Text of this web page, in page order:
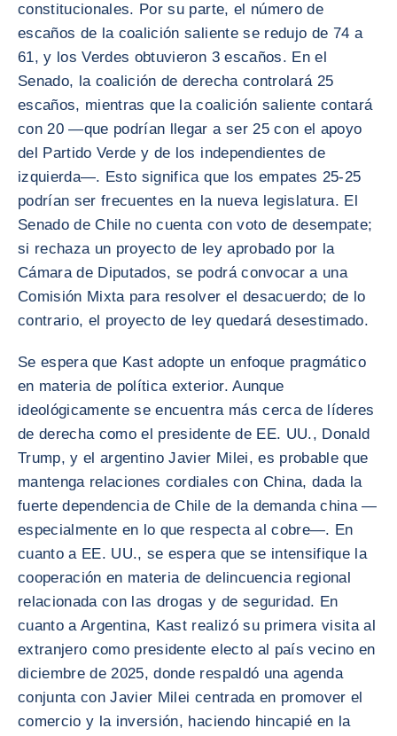
constitucionales. Por su parte, el número de
escaños de la coalición saliente se redujo de 74 a
61, y los Verdes obtuvieron 3 escaños. En el
Senado, la coalición de derecha controlará 25
escaños, mientras que la coalición saliente contará
con 20 —que podrían llegar a ser 25 con el apoyo
del Partido Verde y de los independientes de
izquierda—. Esto significa que los empates 25-25
podrían ser frecuentes en la nueva legislatura. El
Senado de Chile no cuenta con voto de desempate;
si rechaza un proyecto de ley aprobado por la
Cámara de Diputados, se podrá convocar a una
Comisión Mixta para resolver el desacuerdo; de lo
contrario, el proyecto de ley quedará desestimado.
Se espera que Kast adopte un enfoque pragmático
en materia de política exterior. Aunque
ideológicamente se encuentra más cerca de líderes
de derecha como el presidente de EE. UU., Donald
Trump, y el argentino Javier Milei, es probable que
mantenga relaciones cordiales con China, dada la
fuerte dependencia de Chile de la demanda china —
especialmente en lo que respecta al cobre—. En
cuanto a EE. UU., se espera que se intensifique la
cooperación en materia de delincuencia regional
relacionada con las drogas y de seguridad. En
cuanto a Argentina, Kast realizó su primera visita al
extranjero como presidente electo al país vecino en
diciembre de 2025, donde respaldó una agenda
conjunta con Javier Milei centrada en promover el
comercio y la inversión, haciendo hincapié en la